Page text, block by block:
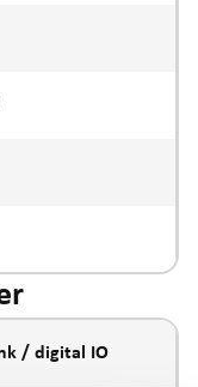
/ digital IO